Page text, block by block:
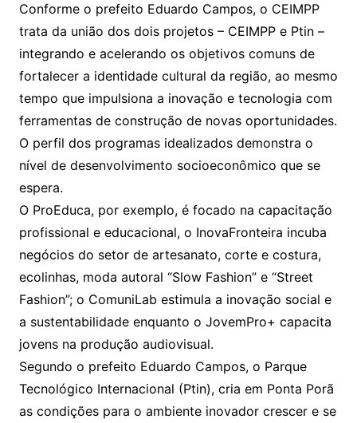
Conforme o prefeito Eduardo Campos, o CEIMPP
trata da união dos dois projetos – CEIMPP e Ptin –
integrando e acelerando os objetivos comuns de
fortalecer a identidade cultural da região, ao mesmo
tempo que impulsiona a inovação e tecnologia com
ferramentas de construção de novas oportunidades.
O perfil dos programas idealizados demonstra o
nível de desenvolvimento socioeconômico que se
espera.
O ProEduca, por exemplo, é focado na capacitação
profissional e educacional, o InovaFronteira incuba
negócios do setor de artesanato, corte e costura,
ecolinhas, moda autoral “Slow Fashion” e “Street
Fashion”; o ComuniLab estimula a inovação social e
a sustentabilidade enquanto o JovemPro+ capacita
jovens na produção audiovisual.
Segundo o prefeito Eduardo Campos, o Parque
Tecnológico Internacional (Ptin), cria em Ponta Porã
as condições para o ambiente inovador crescer e se